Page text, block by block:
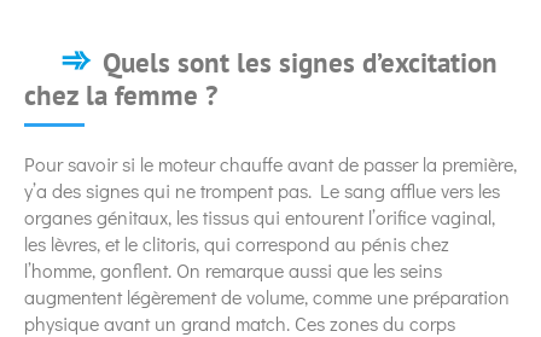
Quels sont les signes d’excitation
chez la femme ?
Pour savoir si le moteur chauffe avant de passer la première,
y’a des signes qui ne trompent pas. Le sang afflue vers les
organes génitaux, les tissus qui entourent l’orifice vaginal,
les lèvres, et le clitoris, qui correspond au pénis chez
l’homme, gonflent. On remarque aussi que les seins
augmentent légèrement de volume, comme une préparation
physique avant un grand match. Ces zones du corps